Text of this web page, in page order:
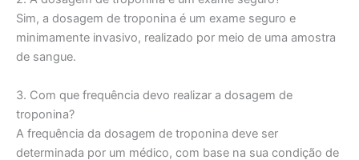
Sim, a dosagem de troponina é um exame seguro e
minimamente invasivo, realizado por meio de uma amostra
de sangue.
3. Com que frequência devo realizar a dosagem de
troponina?
A frequência da dosagem de troponina deve ser
determinada por um médico, com base na sua condição de